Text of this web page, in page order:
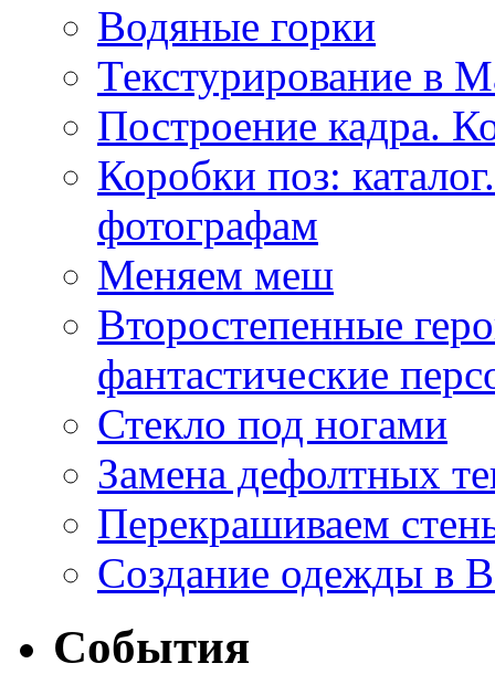
Водяные горки
Текстурирование в
Построение кадра.
Коробки поз:
фотографам
Меняем меш
Второстепенные
фантастические
Стекло под ногами
Замена дефолтных
Перекрашиваем
Создание одежды в
События